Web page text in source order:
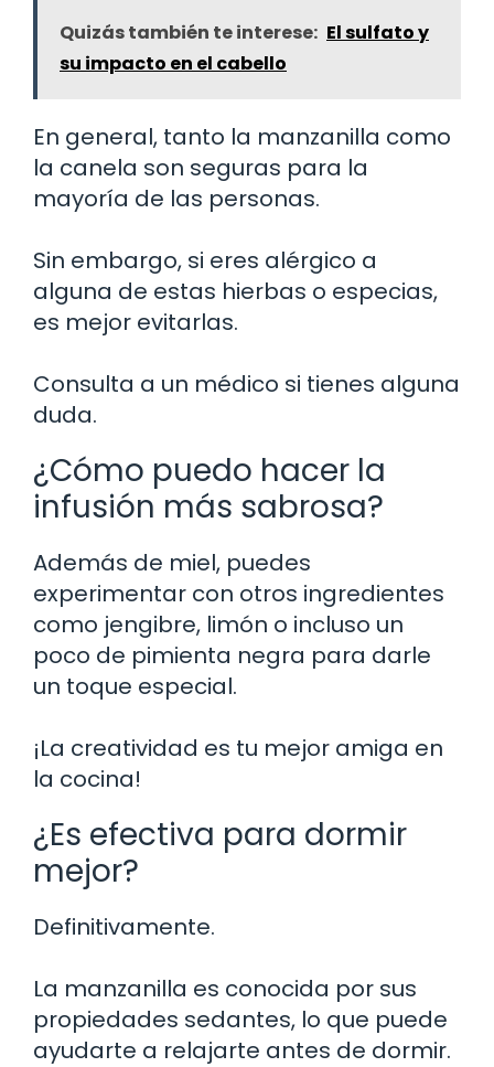
Quizás también te interese: El sulfato y
su impacto en el cabello
En general, tanto la manzanilla como
la canela son seguras para la
mayoría de las personas.
Sin embargo, si eres alérgico a
alguna de estas hierbas o especias,
es mejor evitarlas.
Consulta a un médico si tienes alguna
duda.
¿Cómo puedo hacer la
infusión más sabrosa?
Además de miel, puedes
experimentar con otros ingredientes
como jengibre, limón o incluso un
poco de pimienta negra para darle
un toque especial.
¡La creatividad es tu mejor amiga en
la cocina!
¿Es efectiva para dormir
mejor?
Definitivamente.
La manzanilla es conocida por sus
propiedades sedantes, lo que puede
ayudarte a relajarte antes de dormir.